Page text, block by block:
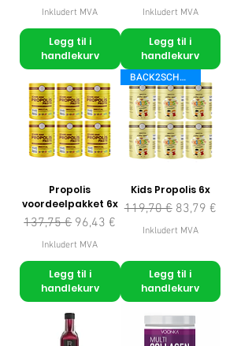
Inkludert MVA
Legg til i
handlekurv
Inkludert MVA
Legg til i
handlekurv
Propolis
voordeelpakket 6x
Vanlig pris
137,75 € Salgspris
96,43 €
Inkludert MVA
Legg til i
handlekurv
BACK2SCHOOL
Kids Propolis 6x
Vanlig pris
119,70 € Salgspris
83,79 €
Inkludert MVA
Legg til i
handlekurv